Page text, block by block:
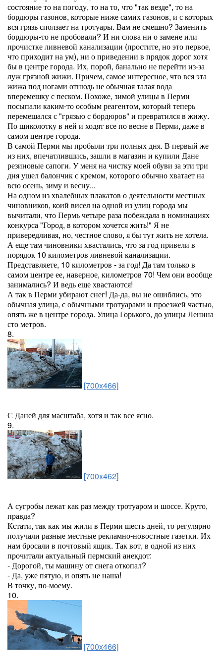
состояние то на погоду, то на то, что "так везде", то на
бордюры газонов, которые ниже самих газонов, и с которых
вся грязь сползает на тротуары. Вам не смешно? Заменить
бордюры-то не пробовали? И ни слова ни о замене или
прочистке ливневой канализации (простите, но это первое,
что приходит на ум), ни о приведении в прядок дорог хотя
бы в центре города. Их, порой, банально не перейти из-за
луж грязной жижи. Причем, самое интересное, что вся эта
жижа под ногами отнюдь не обычная талая вода
вперемешку с песком. Похоже, зимой улицы в Перми
посыпали каким-то особым реагентом, который теперь
перемешался с "грязью с бордюров" и превратился в жижу.
По щиколотку в ней и ходят все по весне в Перми, даже в
самом центре города.
В самой Перми мы пробыли три полных дня. В первый же
из них, впечатлившись, зашли в магазин и купили Дане
резиновые сапоги. У меня на чистку моей обуви за эти три
дня ушел балончик с кремом, которого обычно хватает на
всю осень, зиму и весну...
На одном из хвалебных плакатов о деятельности местных
чиновников, коий висел на одной из улиц города мы
вычитали, что Пермь четыре раза побеждала в номинациях
конкурса "Город, в котором хочется жить!" Я не
привередливая, но, честное слово, я бы тут жить не хотела.
А еще там чиновники хвастались, что за год привели в
порядок 10 километров ливневой канализации.
Представляете, 10 километров - за год! Да там только в
самом центре ее, наверное, километров 70! Чем они вообще
занимались? И ведь еще хвастаются!
А так в Перми убирают снег! Да-да, вы не ошиблись, это
обычная улица, с обычными тротуарами и проезжей частью,
опять же в центре города. Улица Горького, до улицы Ленина
сто метров.
8.
[700x466]
С Даней для масштаба, хотя и так все ясно.
9.
[700x462]
А сугробы лежат как раз между тротуаром и шоссе. Круто,
правда?
Кстати, так как мы жили в Перми шесть дней, то регулярно
получали разные местные рекламно-новостные газетки. Их
нам бросали в почтовый ящик. Так вот, в одной из них
прочитали актуальный пермский анекдот:
- Дорогой, ты машину от снега откопал?
- Да, уже пятую, и опять не наша!
В точку, по-моему.
10.
[700x466]